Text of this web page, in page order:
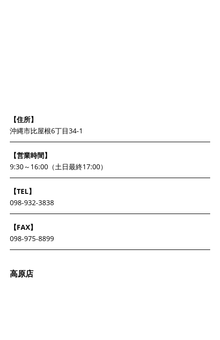
【住所】
沖縄市比屋根6丁目34-1
【営業時間】
9:30～16:00（土日最終17:00）
【TEL】
098-932-3838
【FAX】
098-975-8899
高原店